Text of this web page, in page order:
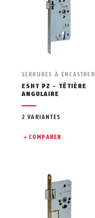
SERRURES À ENCASTRER
ESHT PZ - TÊTIÈRE
ANGULAIRE
2 VARIANTES
COMPARER